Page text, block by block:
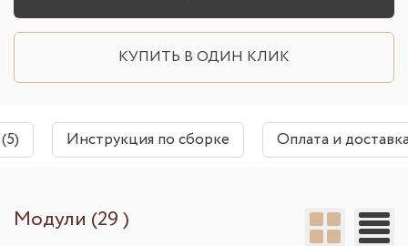
КУПИТЬ В ОДИН КЛИК
Инструкция по сборке Оплата и
Модули (29 )